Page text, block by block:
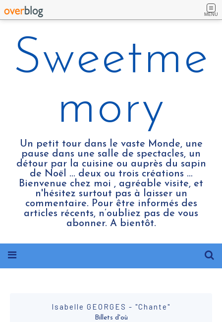
MENU
Sweetme
mory
Un petit tour dans le vaste Monde, une
pause dans une salle de spectacles, un
détour par la cuisine ou auprès du sapin
de Noël ... deux ou trois créations …
Bienvenue chez moi , agréable visite, et
n'hésitez surtout pas à laisser un
commentaire. Pour être informés des
articles récents, n’oubliez pas de vous
abonner. A bientôt.
Isabelle GEORGES - "Chante"
Billets d'où